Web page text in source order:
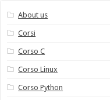
About us
Corsi
Corso C
Corso Linux
Corso Python